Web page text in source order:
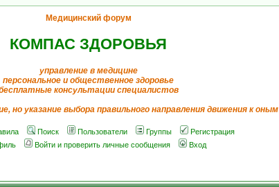
Медицинский форум
КОМПАС ЗДОРОВЬЯ
управление в медицине
персональное и общественное здоровье
консультации специалистов
но указание выбора правильного направления движения к оным
Поиск Пользователи Группы
Регистрация
Войти и проверить личные сообщения Вход